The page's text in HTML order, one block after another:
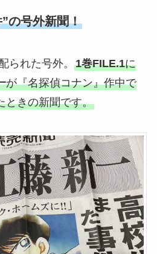
の号外新聞！
られた号外。1巻FILE.1に
が『名探偵コナン』作中で
ときの新聞です。